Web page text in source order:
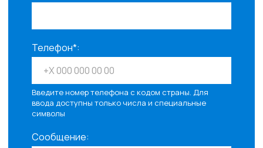
Телефон*:
Введите номер телефона с кодом страны. Для
ввода доступны только числа и специальные
символы
Сообщение: